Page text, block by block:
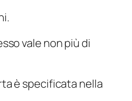
vale non più di
è specificata nella